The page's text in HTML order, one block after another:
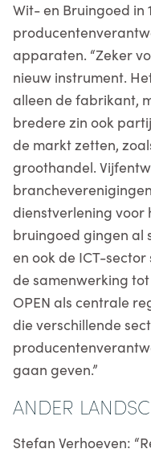
Wit- en Bruingoed in
apparaten. “Zeker
nieuw instrument.
alleen de fabrikant,
bredere zin ook
de markt zetten,
groothandel.
dienstverlening voor
bruingoed gingen al
en ook de ICT-sector
de samenwerking
OPEN als centrale
die verschillende
gaan geven.”
ANDER
Stefan Verhoeven: